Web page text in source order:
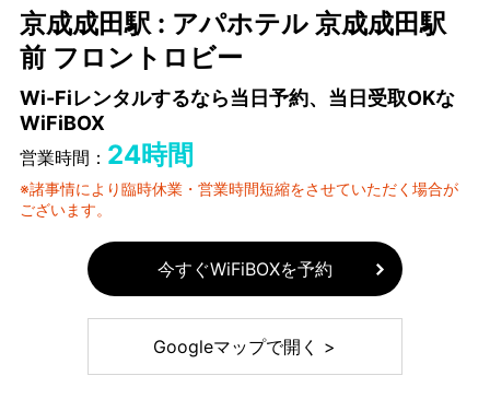
京成成田駅 : アパホテル 京成成田駅
前 フロントロビー
Wi-Fiレンタルするなら当日予約、当日受取OKな
WiFiBOX
営業時間： 24時間
※諸事情により臨時休業・営業時間短縮をさせていただく場合が
ございます。
今すぐWiFiBOXを予約
Googleマップで開く >